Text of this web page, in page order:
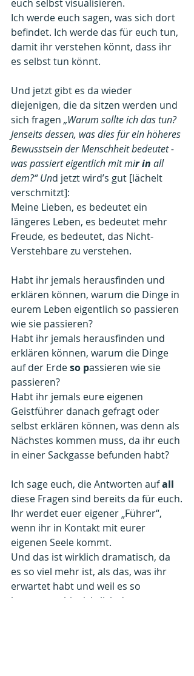
euch selbst visualisieren.
Ich werde euch sagen, was sich dort
befindet. Ich werde das für euch tun,
damit ihr verstehen könnt, dass ihr
es selbst tun könnt.
Und jetzt gibt es da wieder
diejenigen, die da sitzen werden und
sich fragen „Warum sollte ich das tun?
Jenseits dessen, was dies für ein höheres
Bewusstsein der Menschheit bedeutet -
was passiert eigentlich mit mir in all
dem?“ Und jetzt wird’s gut [lächelt
verschmitzt]:
Meine Lieben, es bedeutet ein
längeres Leben, es bedeutet mehr
Freude, es bedeutet, das Nicht-
Verstehbare zu verstehen.
Habt ihr jemals herausfinden und
erklären können, warum die Dinge in
eurem Leben eigentlich so passieren
wie sie passieren?
Habt ihr jemals herausfinden und
erklären können, warum die Dinge
auf der Erde so passieren wie sie
passieren?
Habt ihr jemals eure eigenen
Geistführer danach gefragt oder
selbst erklären können, was denn als
Nächstes kommen muss, da ihr euch
in einer Sackgasse befunden habt?
Ich sage euch, die Antworten auf all
diese Fragen sind bereits da für euch.
Ihr werdet euer eigener „Führer“,
wenn ihr in Kontakt mit eurer
eigenen Seele kommt.
Und das ist wirklich dramatisch, da
es so viel mehr ist, als das, was ihr
erwartet habt und weil es so
kontrovers hinsichtlich der